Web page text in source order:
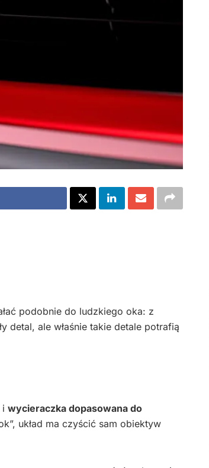
podobnie do ludzkiego oka: z
detal, ale właśnie takie detale potrafią
i wycieraczka dopasowana do
układ ma czyścić sam obiektyw